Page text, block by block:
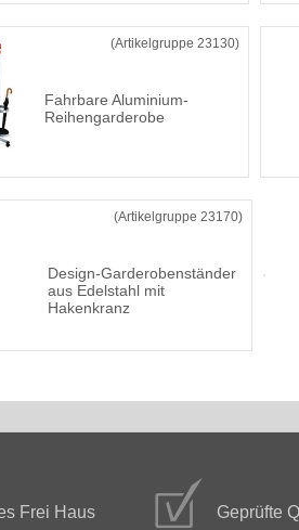
(Artikelgruppe 23130)
Fahrbare Aluminium-
Reihengarderobe
(Artikelgruppe 23170)
Design-Garderobenständer
aus Edelstahl mit
Hakenkranz
Frei Haus Geprüfte